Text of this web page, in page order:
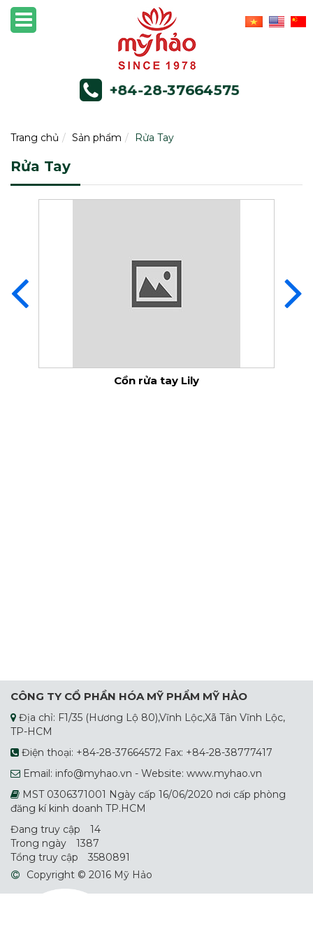
+84-28-37664575
Trang chủ Sản phẩm Rửa Tay
Rửa Tay
Cồn rửa tay Lily
CÔNG TY CỔ PHẦN HÓA MỸ PHẨM MỸ HẢO
Địa chỉ: F1/35 (Hương Lộ 80),Vĩnh Lộc,Xã Tân Vĩnh Lộc,
TP-HCM
Điện thoại: +84-28-37664572 Fax: +84-28-38777417
Email: info@myhao.vn - Website: www.myhao.vn
MST 0306371001 Ngày cấp 16/06/2020 nơi cấp phòng
đăng kí kinh doanh TP.HCM
Đang truy cập
14
Trong ngày
1387
Tổng truy cập
3580891
Copyright © 2016 Mỹ Hảo